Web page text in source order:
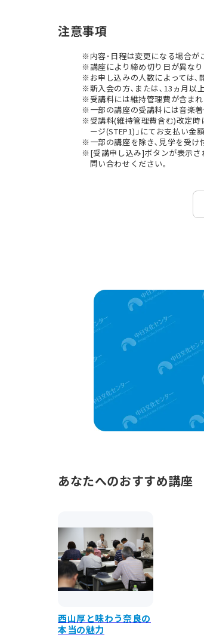
注意事項
内容･日程は変更になる場合が
講座により締め切り日が異なり
お申し込みの人数によっては､
新入会の方､または､13ヵ月以
受講料には維持管理費が含まれ
一部の講座の受講料には音楽
受講料(維持管理費含む)改定
ージ(STEP1)｣にてお支払い金
一部の講座を除き､見学を受け
[受講申し込み]ボタンが表示
問い合わせください。
あなたへのおすすめ講座
西山厚と味わう奈良の
本当の魅力